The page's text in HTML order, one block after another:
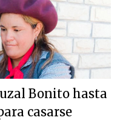
Bonito hasta
casarse